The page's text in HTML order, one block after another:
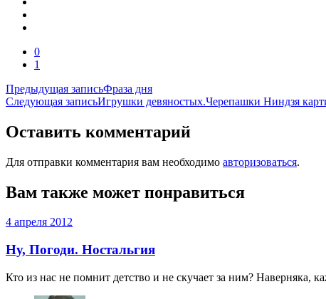
0
1
Навигация
по
записям
Предыдущая записьФраза дня
Следующая записьИгрушки девяностых.Черепашки Ниндзя
Оставить комментарий
Для отправки комментария вам необходимо авторизоваться.
Вам также может понравиться
4 апреля 2012
Ну, Погоди. Ностальгия
Кто из нас не помнит детство и не скучает за ним? Наверняка,